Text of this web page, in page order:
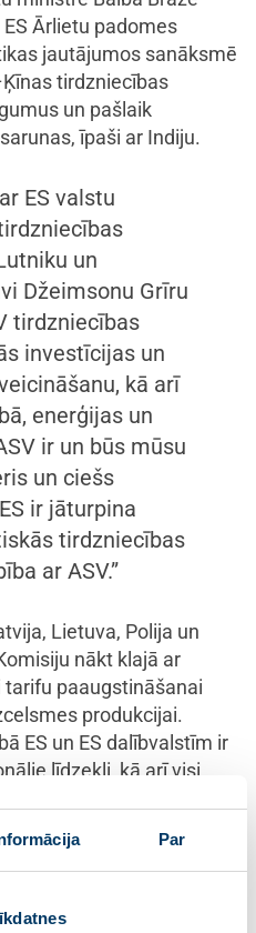
Par
Ārlietu padomes
jautājumos sanāksmē
tirdzniecības
un pašlaik
īpaši ar Indiju.
ES valstu
un
Džeimsonu Grīru
tirdzniecības
investīcijas un
kā arī
enerģijas un
ir un būs mūsu
un ciešs
ir jāturpina
tirdzniecības
ar ASV.”
Lietuva, Polija un
nākt klajā ar
paaugstināšanai
produkcijai.
ES un ES dalībvalstīm ir
līdzekļi, kā arī visi
ES jāizmanto
tādām neuzticamām un